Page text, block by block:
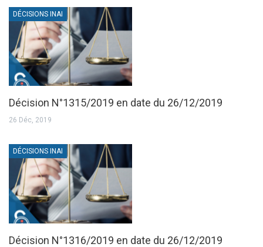
DÉCISIONS INAI
Décision N°1315/2019 en date du 26/12/2019
26 Déc, 2019
DÉCISIONS INAI
Décision N°1316/2019 en date du 26/12/2019